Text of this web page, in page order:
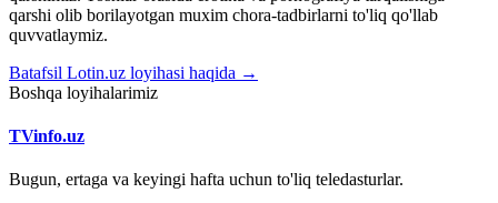
qarshi olib borilayotgan muxim chora-tadbirlarni to'liq qo'llab
quvvatlaymiz.
Batafsil Lotin.uz loyihasi haqida →
Boshqa loyihalarimiz
TVinfo.uz
Bugun, ertaga va keyingi hafta uchun to'liq teledasturlar.